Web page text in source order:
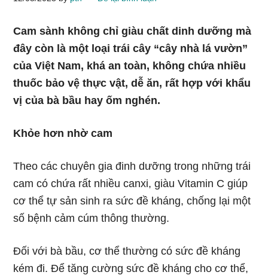
Cam sành không chỉ giàu chất dinh dưỡng mà
đây còn là một loại trái cây “cây nhà lá vườn”
của Việt Nam, khá an toàn, không chứa nhiều
thuốc bảo vệ thực vật, dễ ăn, rất hợp với khẩu
vị của bà bầu hay ốm nghén.
Khỏe hơn nhờ cam
Theo các chuyên gia đinh dưỡng trong những trái
cam có chứa rất nhiều canxi, giàu Vitamin C giúp
cơ thể tự sản sinh ra sức đề kháng, chống lại một
số bệnh cảm cúm thông thường.
Đối với bà bầu, cơ thể thường có sức đề kháng
kém đi. Để tăng cường sức đề kháng cho cơ thể,